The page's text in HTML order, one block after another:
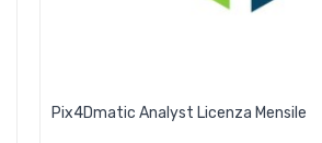
Pix4Dmatic Analyst Licenza Mensile